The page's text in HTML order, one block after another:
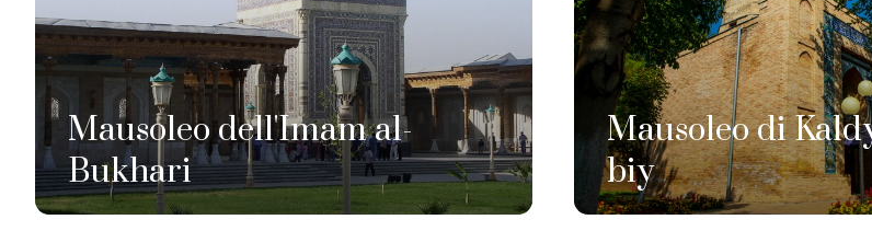
Mausoleo dell'Imam al-
Bukhari
Mausoleo di
biy